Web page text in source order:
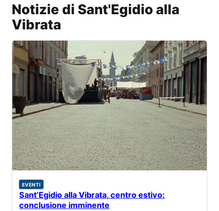
Notizie di Sant'Egidio alla
Vibrata
EVENTI
Sant’Egidio alla Vibrata, centro estivo:
conclusione imminente